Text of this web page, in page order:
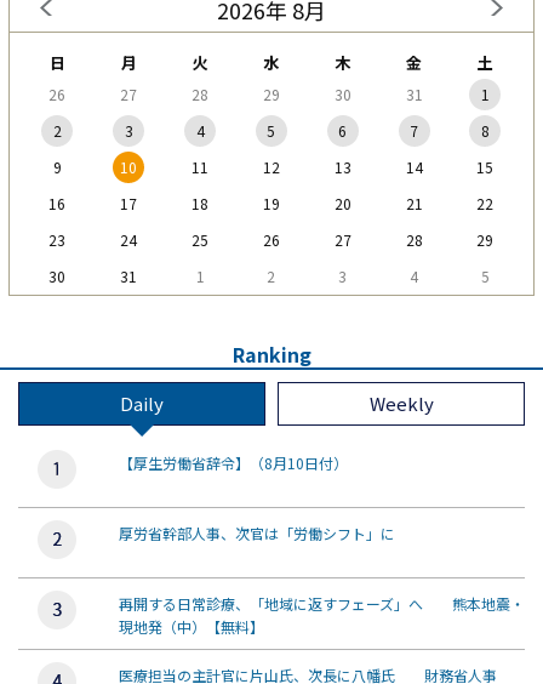
2026年 8月
日 月 火 水 木 金 土
26 27 28 29 30 31
1
2
3 4 5 6 7
8
9
10 11 12 13 14
15
16
17 18 19 20 21
22
23
24 25 26 27 28
29
30
31 1 2 3 4 5
Ranking
Daily Weekly
【厚生労働省辞令】（8月10日付）
厚労省幹部人事、次官は「労働シフト」に
再開する日常診療、「地域に返すフェーズ」へ 熊本地震・
現地発（中）【無料】
医療担当の主計官に片山氏、次長に八幡氏 財務省人事